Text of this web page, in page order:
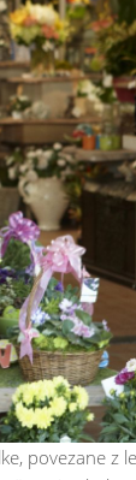
povezane z